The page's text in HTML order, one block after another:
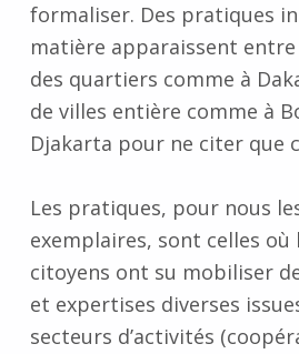
formaliser. Des pratiques
matière apparaissent entre
des quartiers comme à
de villes entière comme à
Djakarta pour ne citer que
Les pratiques, pour nous
exemplaires, sont celles
citoyens ont su mobiliser
et expertises diverses
secteurs d’activités